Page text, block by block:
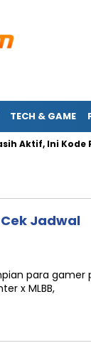
TECH & GAME
Aktif, Ini Kode
Cek Jadwal
para gamer
x MLBB,